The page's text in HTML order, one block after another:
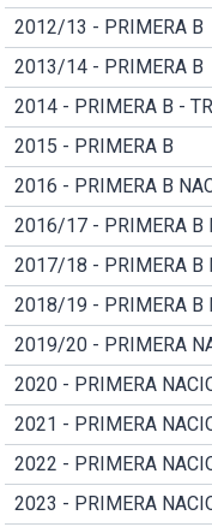
2012/13 - PRIMERA B
2013/14 - PRIMERA B
2014 - PRIMERA B -
2015 - PRIMERA B
2016 - PRIMERA B
2016/17 - PRIMERA B
2017/18 - PRIMERA B
2018/19 - PRIMERA B
2019/20 - PRIMERA
2020 - PRIMERA
2021 - PRIMERA
2022 - PRIMERA
2023 - PRIMERA